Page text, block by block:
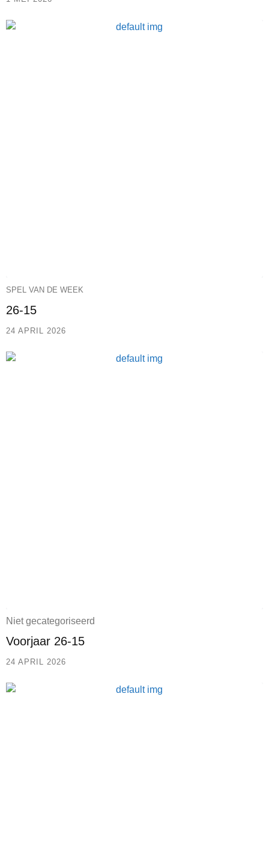
SPEL VAN DE WEEK
26-15
24 APRIL 2026
Niet gecategoriseerd
Voorjaar 26-15
24 APRIL 2026